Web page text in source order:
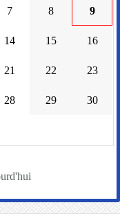
7 8 9
14 15 16
21 22 23
28 29 30